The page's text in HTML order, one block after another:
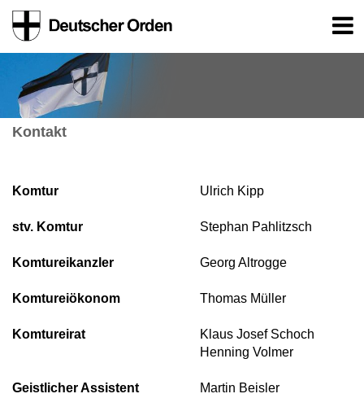
Kontakt
Komtur Ulrich Kipp
stv. Komtur Stephan Pahlitzsch
Komtureikanzler Georg Altrogge
Komtureiökonom Thomas Müller
Komtureirat
Klaus Josef Schoch
Henning Volmer
Geistlicher Assistent Martin Beisler